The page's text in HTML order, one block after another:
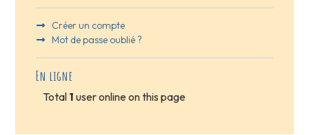
Créer un compte
Mot de passe oublié ?
En ligne
Total 1 user online on this page